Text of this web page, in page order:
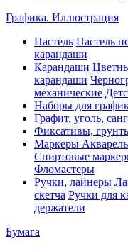
Графика. Иллюстрация
Пастель Пастель
карандаши
Карандаши
карандаши
механические
Наборы для
Графит, уголь,
Фиксативы,
Маркеры
Спиртовые
Фломастеры
Ручки, лайнеры
скетча Ручки для
держатели
Бумага